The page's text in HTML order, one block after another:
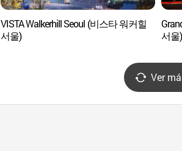
VISTA Walkerhill Seoul (비스타 워커힐
서울)
서울)
Ver